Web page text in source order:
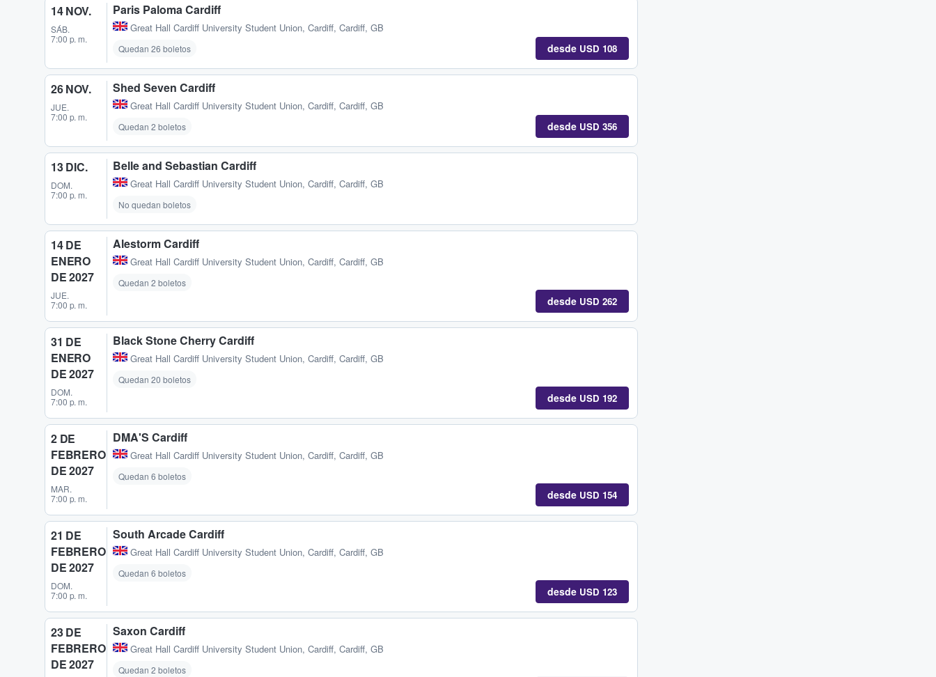
14 NOV.
SÁB.
7:00 p. m.
Paris Paloma Cardiff
Great Hall Cardiff University Student Union, Cardiff, Cardiff, GB
Quedan 26 boletos desde USD 108
26 NOV.
JUE.
7:00 p. m.
Shed Seven Cardiff
Great Hall Cardiff University Student Union, Cardiff, Cardiff, GB
Quedan 2 boletos desde USD 356
13 DIC.
DOM.
7:00 p. m.
Belle and Sebastian Cardiff
Great Hall Cardiff University Student Union, Cardiff, Cardiff, GB
No quedan boletos
14 DE
ENERO
DE 2027
JUE.
7:00 p. m.
Alestorm Cardiff
Great Hall Cardiff University Student Union, Cardiff, Cardiff, GB
Quedan 2 boletos
desde USD 262
31 DE
ENERO
DE 2027
DOM.
7:00 p. m.
Black Stone Cherry Cardiff
Great Hall Cardiff University Student Union, Cardiff, Cardiff, GB
Quedan 20 boletos
desde USD 192
2 DE
FEBRERO
DE 2027
MAR.
7:00 p. m.
DMA'S Cardiff
Great Hall Cardiff University Student Union, Cardiff, Cardiff, GB
Quedan 6 boletos
desde USD 154
21 DE
FEBRERO
DE 2027
DOM.
7:00 p. m.
South Arcade Cardiff
Great Hall Cardiff University Student Union, Cardiff, Cardiff, GB
Quedan 6 boletos
desde USD 123
23 DE
FEBRERO
DE 2027
Saxon Cardiff
Great Hall Cardiff University Student Union, Cardiff, Cardiff, GB
Quedan 2 boletos